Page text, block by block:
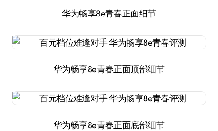
华为畅享8e青春正面细节
华为畅享8e青春正面顶部细节
华为畅享8e青春正面底部细节